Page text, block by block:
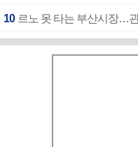
10 르노 못 타는 부산시장…